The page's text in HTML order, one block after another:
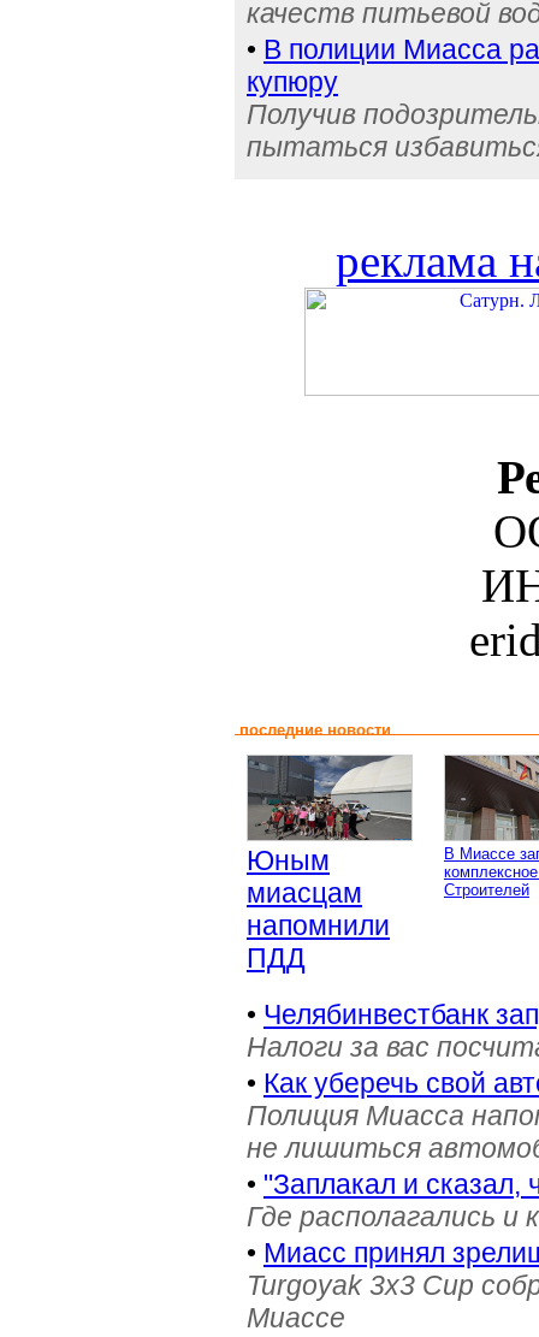
качеств питьевой
• В полиции Миасса
купюру
Получив
пытаться
реклама
последние новости
Юным
миасцам
напомнили
ПДД
В Миассе
Строителей
• Челябинвестбанк
Налоги за вас
• Как уберечь свой
Полиция Миасса
не лишиться
• "Заплакал и сказал,
Где располагались и
• Миасс принял
Turgoyak 3x3 Cup
Миассе